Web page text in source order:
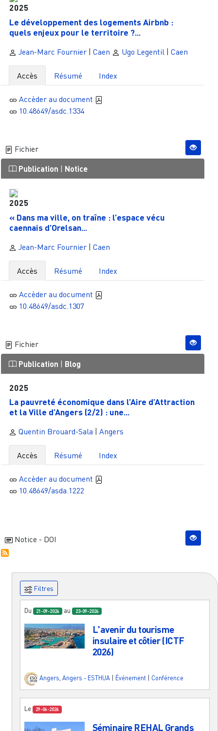
2025
Le développement des logements Airbnb :
quels enjeux pour le territoire ?...
Jean-Marc Fournier| Caen Ugo Legentil | Caen
Accès Résumé Index
Accèder au document
10.48649/asdc.1334
Fichier
Publication | Notice
2025
« Dans ma ville, on traîne : l’espace vécu
caennais d’Orelsan...
Jean-Marc Fournier| Caen
Accès Résumé Index
Accèder au document
10.48649/asdc.1307
Fichier
Publication | Blog
2025
La pauvreté économique dans l’Aire d’Attraction
et la Ville d’Angers (2/2) : une...
Quentin Brouard-Sala Angers
Accès Résumé Index
Accèder au document
10.48649/asda.1222
Notice - DOI
Filtres
Du 21-09-2026 au 23-09-2026
L'avenir du tourisme
insulaire et côtier (ICTF
2026)
Angers, Angers - ESTHUA Événement Conférence
Le 29-06-2026
Séminaire REHAL Grands